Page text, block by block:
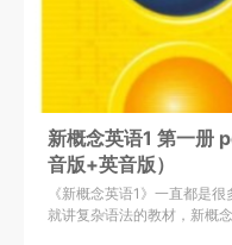
新概念英语1 第一册
音版+英音版）
《新概念英语1》一直都是
就讲复杂语法的教材，新概